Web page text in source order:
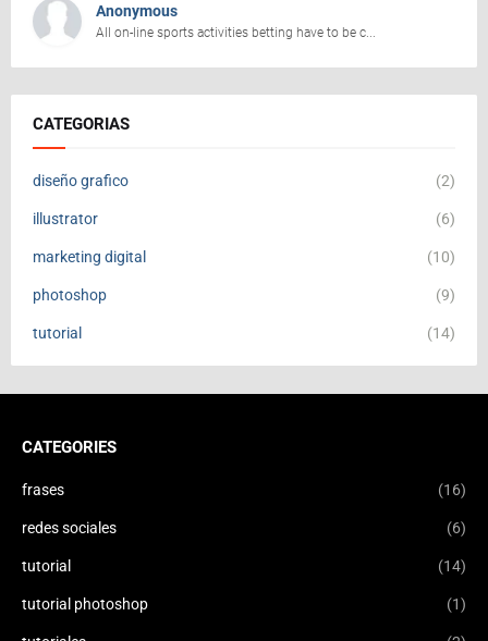
Anonymous
All on-line sports activities betting have to be c...
CATEGORIAS
diseño grafico (2)
illustrator (6)
marketing digital (10)
photoshop (9)
tutorial (14)
CATEGORIES
frases (16)
redes sociales (6)
tutorial (14)
tutorial photoshop (1)